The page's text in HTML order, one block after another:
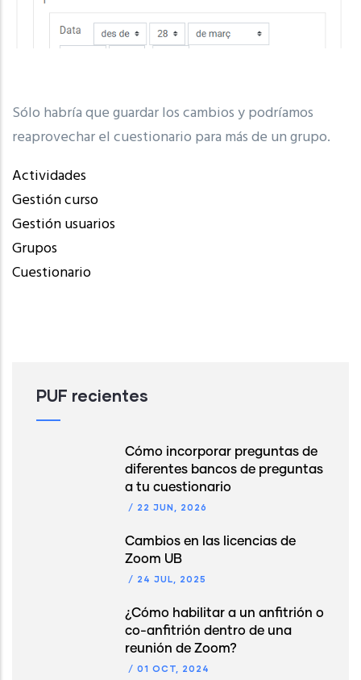
Sólo habría que guardar los cambios y podríamos
reaprovechar el cuestionario para más de un grupo.
Actividades
Gestión curso
Gestión usuarios
Grupos
Cuestionario
PUF recientes
Cómo incorporar preguntas de
diferentes bancos de preguntas
a tu cuestionario
/ 22 JUN, 2026
Cambios en las licencias de
Zoom UB
/ 24 JUL, 2025
¿Cómo habilitar a un anfitrión o
co-anfitrión dentro de una
reunión de Zoom?
/ 01 OCT, 2024